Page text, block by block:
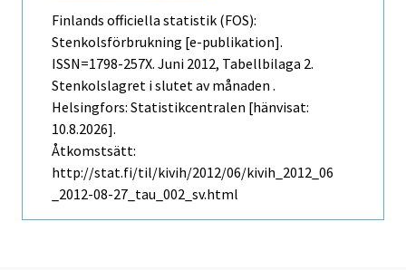
Finlands officiella statistik (FOS):
Stenkolsförbrukning [e-publikation].
ISSN=1798-257X. Juni 2012, Tabellbilaga 2.
Stenkolslagret i slutet av månaden .
Helsingfors: Statistikcentralen [hänvisat:
10.8.2026].
Åtkomstsätt:
http://stat.fi/til/kivih/2012/06/kivih_2012_06
_2012-08-27_tau_002_sv.html